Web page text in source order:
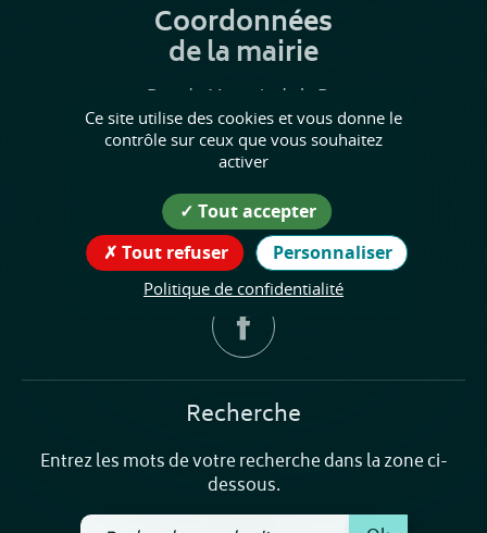
Coordonnées
de la mairie
50 Rue du Marquis de la Porte
38840 Saint-Bonnet-de-Chavagne
mairie@saint-bonnet-de-chavagne.fr
Suivez nous !
Recherche
Entrez les mots de votre recherche dans la zone ci-
dessous.
Recherchez
Ce site utilise des cookies et vous donne le
contrôle sur ceux que vous souhaitez
activer
Tout accepter
Tout refuser
Personnaliser
Politique de confidentialité